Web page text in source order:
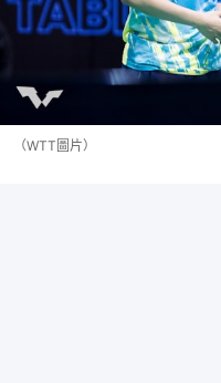
（WTT圖片）